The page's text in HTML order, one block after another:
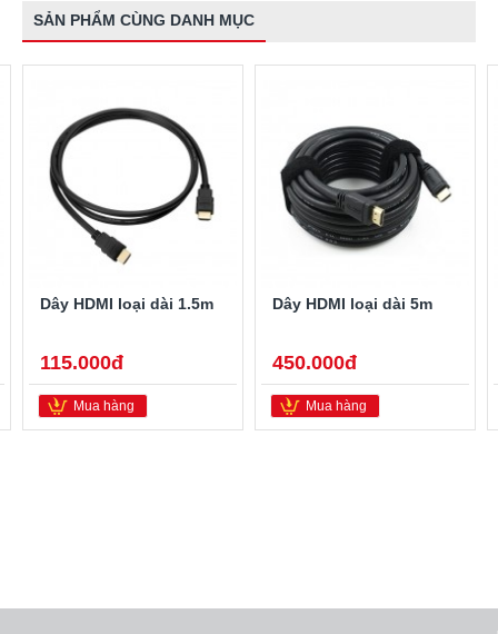
SẢN PHẨM CÙNG DANH MỤC
Dây HDMI loại dài 1.5m
115.000đ
Mua hàng
Dây HDMI loại dài 5m
450.000đ
Mua hàng